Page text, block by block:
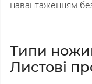
навантаженням
Типи
Листові